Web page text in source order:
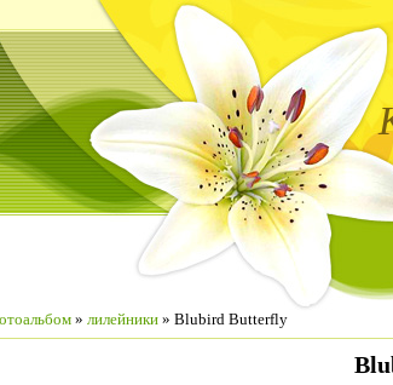
» лилейники » Blubird Butterfly